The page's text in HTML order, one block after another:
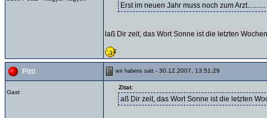
Erst im neuen Jahr muss noch zum Arzt..........
laß Dir zeit, das Wort Sonne ist die letzten
Pitti wir habens satt - 30.12.2007, 13:51:29
Gast
Zitat:
aß Dir zeit, das Wort Sonne ist die letzten